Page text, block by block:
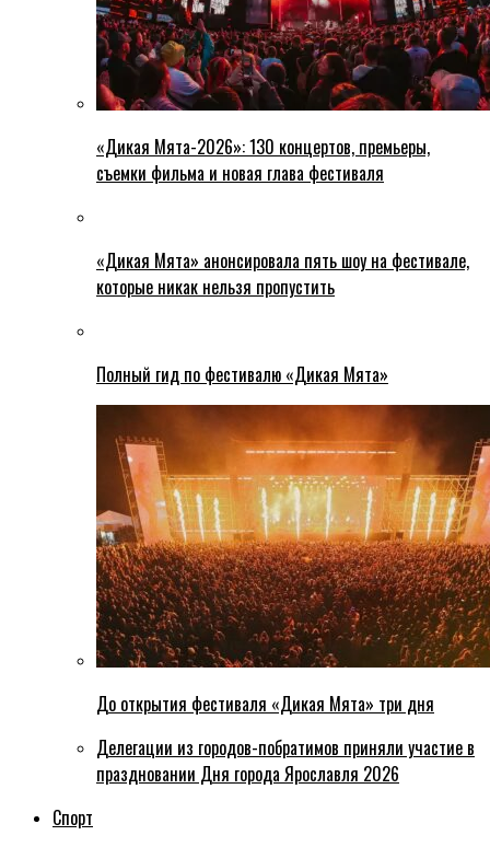
«Дикая Мята-2026»: 130 концертов, премьеры,
съемки фильма и новая глава фестиваля
«Дикая Мята» анонсировала пять шоу на фестивале,
которые никак нельзя пропустить
Полный гид по фестивалю «Дикая Мята»
До открытия фестиваля «Дикая Мята» три дня
Делегации из городов-побратимов приняли участие в
праздновании Дня города Ярославля 2026
Спорт